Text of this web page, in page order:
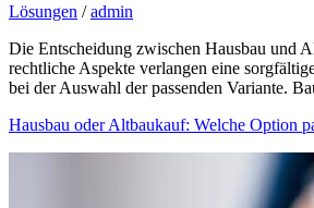
Lösungen /admin
Die Entscheidung zwischen Hausbau und
rechtliche Aspekte verlangen eine
bei der Auswahl der passenden Variante.
Hausbau oder Altbaukauf: Welche Option